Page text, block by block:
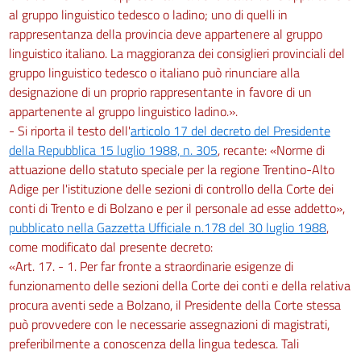
al gruppo linguistico tedesco o ladino; uno di quelli in
rappresentanza della provincia deve appartenere al gruppo
linguistico italiano. La maggioranza dei consiglieri provinciali del
gruppo linguistico tedesco o italiano può rinunciare alla
designazione di un proprio rappresentante in favore di un
appartenente al gruppo linguistico ladino.».
- Si riporta il testo dell'articolo 17 del decreto del Presidente
della Repubblica 15 luglio 1988, n. 305, recante: «Norme di
attuazione dello statuto speciale per la regione Trentino-Alto
Adige per l'istituzione delle sezioni di controllo della Corte dei
conti di Trento e di Bolzano e per il personale ad esse addetto»,
pubblicato nella Gazzetta Ufficiale n.178 del 30 luglio 1988,
come modificato dal presente decreto:
«Art. 17. - 1. Per far fronte a straordinarie esigenze di
funzionamento delle sezioni della Corte dei conti e della relativa
procura aventi sede a Bolzano, il Presidente della Corte stessa
può provvedere con le necessarie assegnazioni di magistrati,
preferibilmente a conoscenza della lingua tedesca. Tali